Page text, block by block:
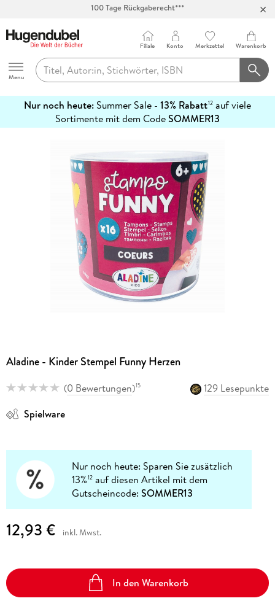
Abholung in über 100 Filialen
Hugendubel
Menu
Filiale Konto Merkzettel Warenkorb
Nur noch heute: Summer Sale - 13% Rabatt12 auf viele
Sortimente mit dem CodeSOMMER13
erfahren
Aladine - Kinder Stempel Funny Herzen
(0 Bewertungen)15
129 Lesepunkte
Spielware
Nur noch heute: Sparen Sie zusätzlich
13%12 auf diesen Artikel mit dem
Gutscheincode:SOMMER13
12,93 € inkl. Mwst.
In den Warenkorb